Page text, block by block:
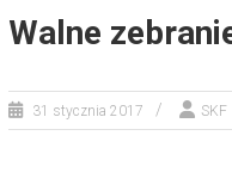
Walne
31 stycznia 2017 SKF